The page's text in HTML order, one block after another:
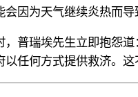
会因为天气继续炎热而导
普瑞埃先生立即抱怨道
任何方式提供救济。